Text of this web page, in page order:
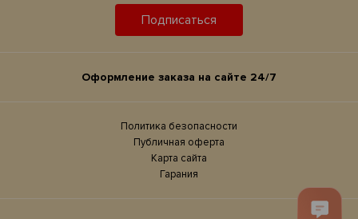
Подписаться
Оформление заказа на сайте 24/7
Политика безопасности
Публичная оферта
Карта сайта
Гарания